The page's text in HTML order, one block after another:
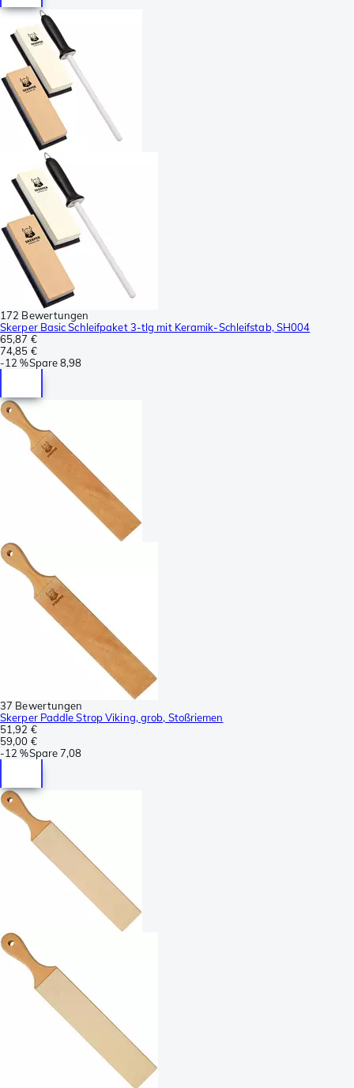
172 Bewertungen
Skerper Basic Schleifpaket 3-tlg mit Keramik-Schleifstab, SH004
65,87 €
74,85 €
-12 %Spare8,98
37 Bewertungen
Skerper Paddle Strop Viking, grob, Stoßriemen
51,92 €
59,00 €
-12 %Spare7,08